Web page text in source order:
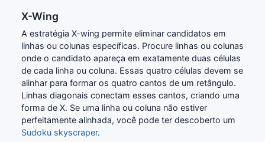
X-Wing
A estratégia X-wing permite eliminar candidatos em
linhas ou colunas específicas. Procure linhas ou colunas
onde o candidato apareça em exatamente duas células
de cada linha ou coluna. Essas quatro células devem se
alinhar para formar os quatro cantos de um retângulo.
Linhas diagonais conectam esses cantos, criando uma
forma de X. Se uma linha ou coluna não estiver
perfeitamente alinhada, você pode ter descoberto um
Sudoku skyscraper.